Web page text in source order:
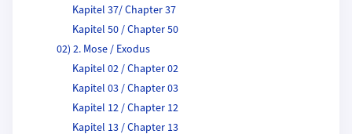
Kapitel 37/ Chapter 37
Kapitel 50 / Chapter 50
02) 2. Mose / Exodus
Kapitel 02 / Chapter 02
Kapitel 03 / Chapter 03
Kapitel 12 / Chapter 12
Kapitel 13 / Chapter 13